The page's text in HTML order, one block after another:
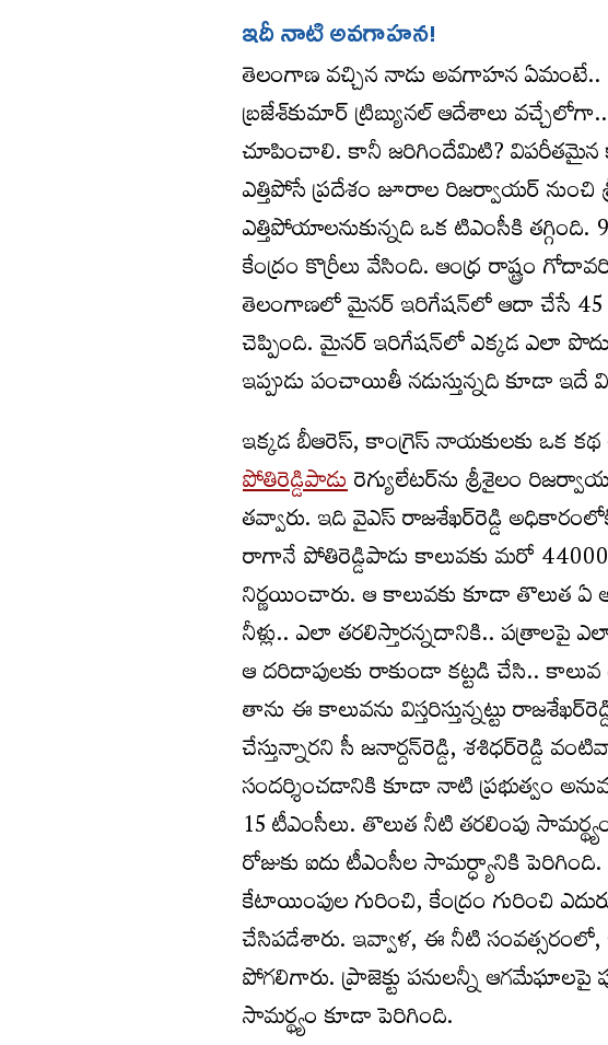
ఇదీ నాటి అవగాహన!
తెలంగాణ వచ్చిన నాడు అవగాహన ఏమంటే..
బ్రజేశ్‌కుమార్‌ ట్రిబ్యునల్‌ ఆదేశాలు
చూపించాలి. కానీ జరిగిందేమిటి?
ఎత్తిపోసే ప్రదేశం జూరాల రిజర్వాయర్‌ నుంచి
ఎత్తిపోయాలనుకున్నది ఒక టిఎంసీకి
కేంద్రం కొర్రీలు వేసింది. ఆంధ్ర రాష్ట్రం
తెలంగాణలో మైనర్‌ ఇరిగేషన్‌లో ఆదా చేసే 45
చెప్పింది. మైనర్‌ ఇరిగేషన్‌లో ఎక్కడ ఎలా
ఇప్పుడు పంచాయితీ నడుస్తున్నది కూడా
ఇక్కడ బీఆరెస్‌, కాంగ్రెస్‌ నాయకులకు ఒక
పోతిరెడ్డిపాడురెగ్యులేటర్‌ను శ్రీశైలం
తవ్వారు. ఇది వైఎస్‌ రాజశేఖర్‌రెడ్డి
రాగానే పోతిరెడ్డిపాడు కాలువకు మరో
నిర్ణయించారు. ఆ కాలువకు కూడా తొలుత
నీళ్లు.. ఎలా తరలిస్తారన్నదానికి.. పత్రాలపై
ఆ దరిదాపులకు రాకుండా కట్టడి చేసి..
తాను ఈ కాలువను విస్తరిస్తున్నట్టు
చేస్తున్నారని సీ జనార్దన్‌రెడ్డి, శశిధర్‌రెడ్డి
సందర్శించడానికి కూడా నాటి ప్రభుత్వం
15 టీఎంసీలు. తొలుత నీటి తరలింపు
రోజుకు ఐదు టీఎంసీల సామర్ధ్యానికి
కేటాయింపుల గురించి, కేంద్రం గురించి
చేసిపడేశారు. ఇవ్వాళ, ఈ నీటి సంవత్సరంలో,
పోగలిగారు. ప్రాజెక్టు పనులన్నీ ఆగమేఘాలపై
సామర్థ్యం కూడా పెరిగింది.